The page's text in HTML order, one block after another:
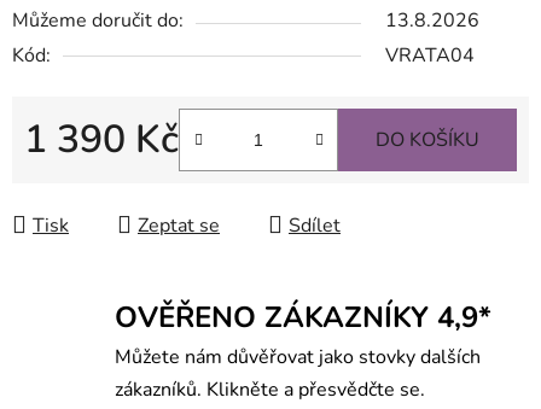
Můžeme doručit do:
13.8.2026
Kód:
VRATA04
1 390 Kč DO KOŠÍKU
Tisk Zeptat se Sdílet
OVĚŘENO ZÁKAZNÍKY 4,9*
Můžete nám důvěřovat jako stovky dalších
zákazníků. Klikněte a přesvědčte se.